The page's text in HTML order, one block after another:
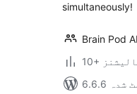
simultaneously!
Brain Pod AI
شدہ